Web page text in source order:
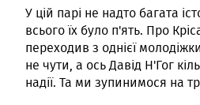
У цій парі не надто багата
всього їх було п'ять. Про
переходив з однієї
не чути, а ось Давід Н'Гог
надії. Та ми зупинимося на